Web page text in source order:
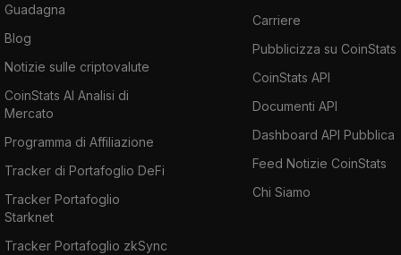
Guadagna
Blog
Notizie sulle criptovalute
CoinStats AI Analisi di
Mercato
Programma di Affiliazione
Tracker di Portafoglio DeFi
Tracker Portafoglio
Starknet
Tracker Portafoglio zkSync
Carriere
Pubblicizza su CoinStats
CoinStats API
Documenti API
Dashboard API Pubblica
Feed Notizie CoinStats
Chi Siamo